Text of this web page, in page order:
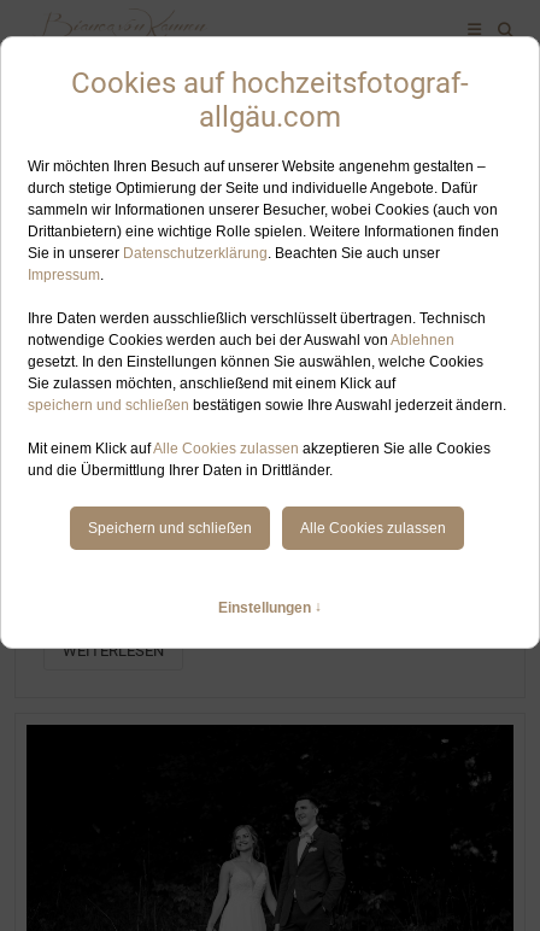
ALLES ZUM SCHLAGWORT: HOCHZEITSFOTOGRAFIN BAD
HINDELANG
JUL
24
WEITERLESEN